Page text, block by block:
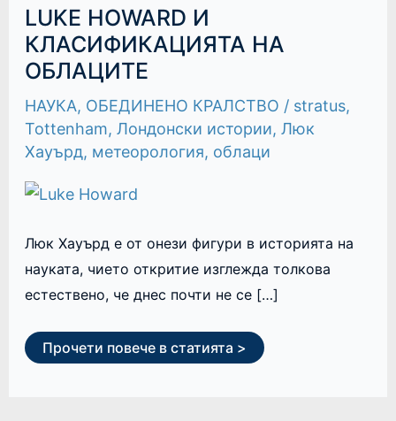
LUKE HOWARD И
КЛАСИФИКАЦИЯТА НА
ОБЛАЦИТЕ
НАУКА, ОБЕДИНЕНО КРАЛСТВО / stratus,
Tottenham, Лондонски истории, Люк
Хауърд, метеорология, облаци
Люк Хауърд е от онези фигури в историята на
науката, чието откритие изглежда толкова
естествено, че днес почти не се […]
LUKE
HOWARD
И
КЛАСИФИКАЦИЯТА
НА
ОБЛАЦИТЕ
Прочети повече в статията >